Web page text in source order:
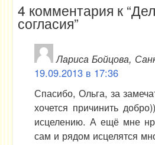
4 комментария к
согласия”
Лариса Бойцова,
19.09.2013 в 17:36
Спасибо, Ольга, за
хочется причинить
исцелению. А ещё мне
сам и рядом исцелятся